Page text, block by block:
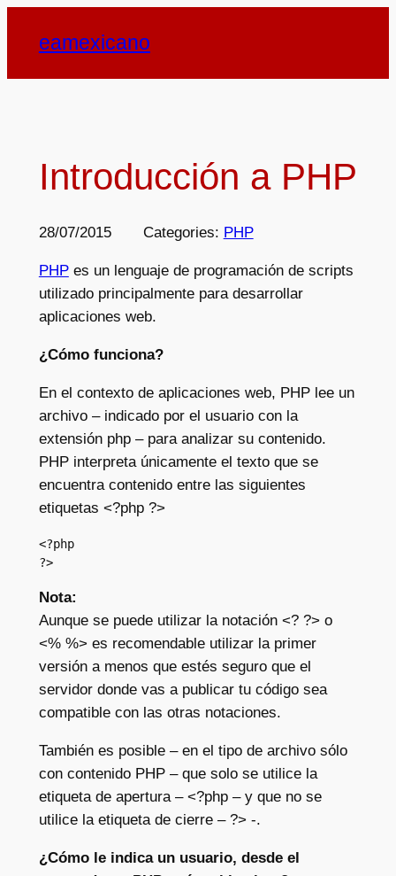
eamexicano
Introducción a PHP
28/07/2015 Categories: PHP
PHPes un lenguaje de programación de scripts
utilizado principalmente para desarrollar
aplicaciones web.
¿Cómo funciona?
En el contexto de aplicaciones web, PHP lee un
archivo – indicado por el usuario con la
extensión php – para analizar su contenido.
PHP interpreta únicamente el texto que se
encuentra contenido entre las siguientes
etiquetas <?php ?>
<?php
?>
Nota:
Aunque se puede utilizar la notación <? ?> o
<% %> es recomendable utilizar la primer
versión a menos que estés seguro que el
servidor donde vas a publicar tu código sea
compatible con las otras notaciones.
También es posible – en el tipo de archivo sólo
con contenido PHP – que solo se utilice la
etiqueta de apertura – <?php – y que no se
utilice la etiqueta de cierre – ?> -.
¿Cómo le indica un usuario, desde el